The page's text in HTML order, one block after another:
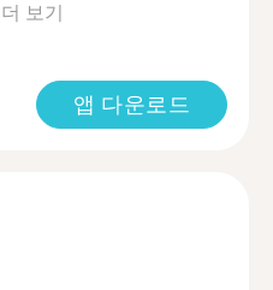
더 보기
앱 다운로드